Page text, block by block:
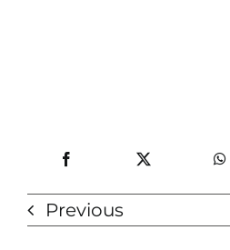
Previous